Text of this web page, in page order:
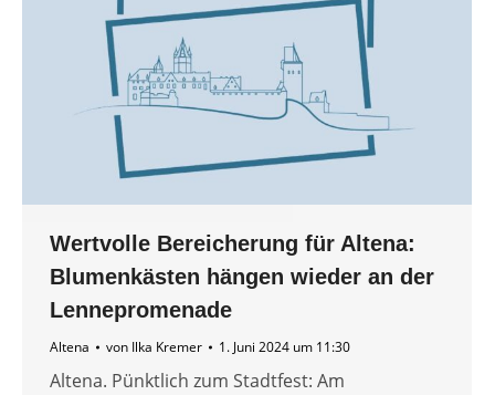
Wertvolle Bereicherung für Altena:
Blumenkästen hängen wieder an der
Lennepromenade
Altena von Ilka Kremer 1. Juni 2024 um 11:30
Altena. Pünktlich zum Stadtfest: Am